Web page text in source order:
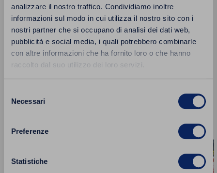
analizzare il nostro traffico. Condividiamo inoltre
informazioni sul modo in cui utilizza il nostro sito con i
nostri partner che si occupano di analisi dei dati web,
pubblicità e social media, i quali potrebbero combinarle
con altre informazioni che ha fornito loro o che hanno
raccolto dal suo utilizzo dei loro servizi.
delNecessari
Preferenze
Statistiche
Prodotti correlati
NOVITÀ NOVITÀ